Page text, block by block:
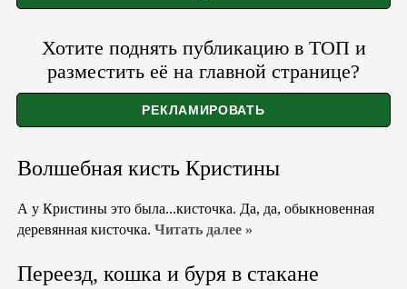
Хотите поднять публикацию в ТОП и
разместить её на главной странице?
Волшебная кисть Кристины
А у Кристины это была...кисточка. Да, да, обыкновенная
деревянная кисточка. Читать далее »
Переезд, кошка и буря в стакане